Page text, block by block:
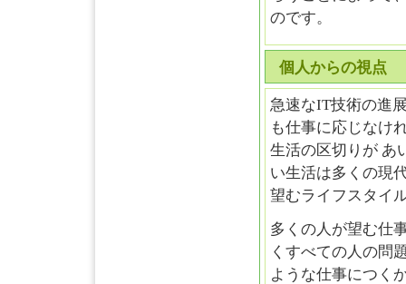
のです。
個人からの視点
急速なIT技術の進
も仕事に応じなけ
生活の区切りが あ
い生活は多くの現
望むライフスタイ
多くの人が望む仕
くすべての人の問
ような仕事につく